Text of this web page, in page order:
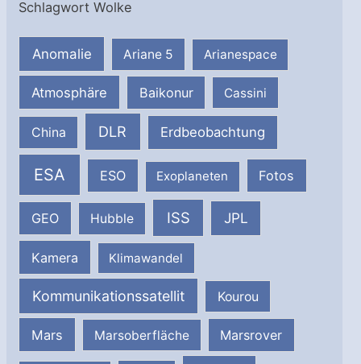
Schlagwort Wolke
Anomalie Ariane 5 Arianespace
Atmosphäre Baikonur Cassini
China DLR Erdbeobachtung
ESA ESO Exoplaneten Fotos
GEO Hubble ISS JPL
Kamera Klimawandel
Kommunikationssatellit Kourou
Mars Marsoberfläche Marsrover